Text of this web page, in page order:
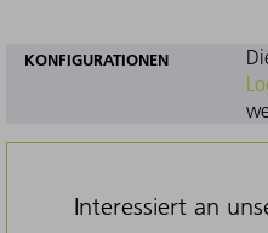
KONFIGURATIONEN
Interessiert an